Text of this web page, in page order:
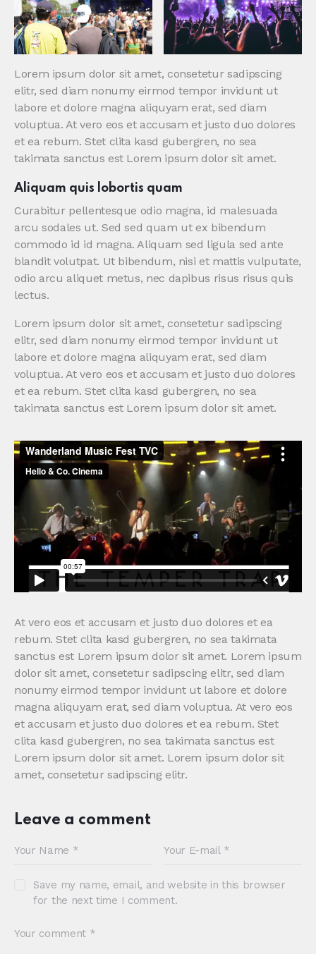
Lorem ipsum dolor sit amet, consetetur sadipscing
elitr, sed diam nonumy eirmod tempor invidunt ut
labore et dolore magna aliquyam erat, sed diam
voluptua. At vero eos et accusam et justo duo dolores
et ea rebum. Stet clita kasd gubergren, no sea
takimata sanctus est Lorem ipsum dolor sit amet.
Aliquam quis lobortis quam
Curabitur pellentesque odio magna, id malesuada
arcu sodales ut. Sed sed quam ut ex bibendum
commodo id id magna. Aliquam sed ligula sed ante
blandit volutpat. Ut bibendum, nisi et mattis vulputate,
odio arcu aliquet metus, nec dapibus risus risus quis
lectus.
Lorem ipsum dolor sit amet, consetetur sadipscing
elitr, sed diam nonumy eirmod tempor invidunt ut
labore et dolore magna aliquyam erat, sed diam
voluptua. At vero eos et accusam et justo duo dolores
et ea rebum. Stet clita kasd gubergren, no sea
takimata sanctus est Lorem ipsum dolor sit amet.
At vero eos et accusam et justo duo dolores et ea
rebum. Stet clita kasd gubergren, no sea takimata
sanctus est Lorem ipsum dolor sit amet. Lorem ipsum
dolor sit amet, consetetur sadipscing elitr, sed diam
nonumy eirmod tempor invidunt ut labore et dolore
magna aliquyam erat, sed diam voluptua. At vero eos
et accusam et justo duo dolores et ea rebum. Stet
clita kasd gubergren, no sea takimata sanctus est
Lorem ipsum dolor sit amet. Lorem ipsum dolor sit
amet, consetetur sadipscing elitr.
Leave a comment
Save my name, email, and website in this browser
for the next time I comment.